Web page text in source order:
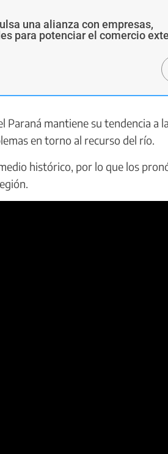
una alianza con empresas,
para potenciar el comercio
Paraná mantiene su tendencia a
en torno al recurso del río.
histórico, por lo que los